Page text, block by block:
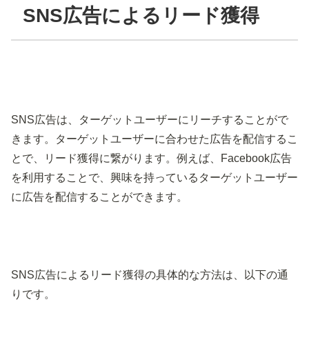
SNS広告によるリード獲得
SNS広告は、ターゲットユーザーにリーチすることがで
きます。ターゲットユーザーに合わせた広告を配信するこ
とで、リード獲得に繋がります。例えば、Facebook広告
を利用することで、興味を持っているターゲットユーザー
に広告を配信することができます。
SNS広告によるリード獲得の具体的な方法は、以下の通
りです。